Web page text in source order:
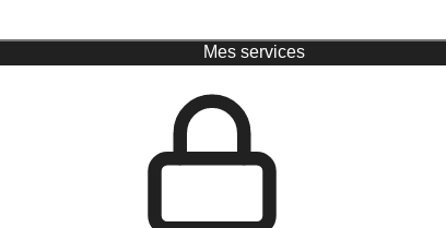
Mes services